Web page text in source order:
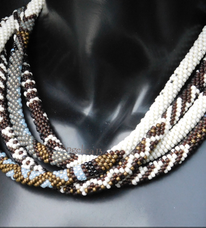
NICKYTUCH
die archivketten